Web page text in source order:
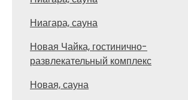
Ниагара, сауна
Новая Чайка, гостинично-
развлекательный комплекс
Новая, сауна